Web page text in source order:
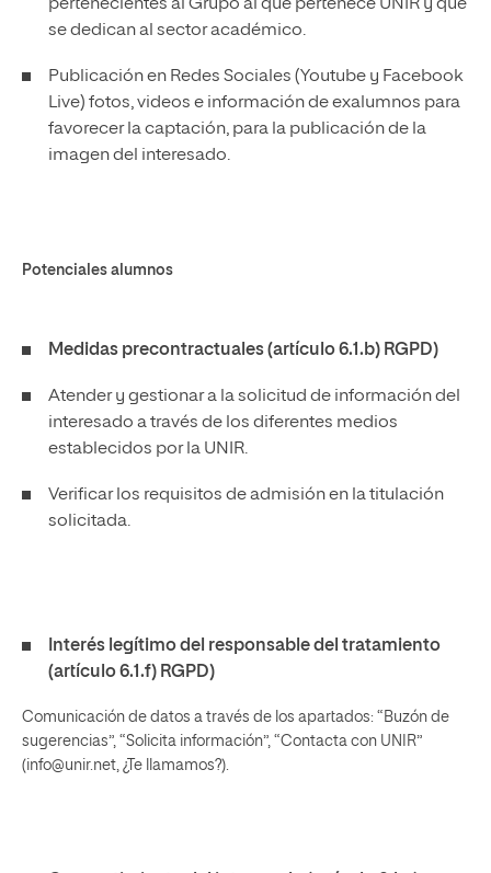
pertenecientes al Grupo al que pertenece UNIR y que
se dedican al sector académico.
Publicación en Redes Sociales (Youtube y Facebook
Live) fotos, videos e información de exalumnos para
favorecer la captación, para la publicación de la
imagen del interesado.
Potenciales alumnos
Medidas precontractuales (artículo 6.1.b) RGPD)
Atender y gestionar a la solicitud de información del
interesado a través de los diferentes medios
establecidos por la UNIR.
Verificar los requisitos de admisión en la titulación
solicitada.
Interés legítimo del responsable del tratamiento
(artículo 6.1.f) RGPD)
Comunicación de datos a través de los apartados: “Buzón de
sugerencias”, “Solicita información”, “Contacta con UNIR”
(info@unir.net, ¿Te llamamos?).